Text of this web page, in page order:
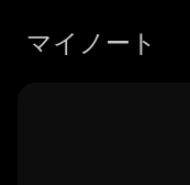
マイノート